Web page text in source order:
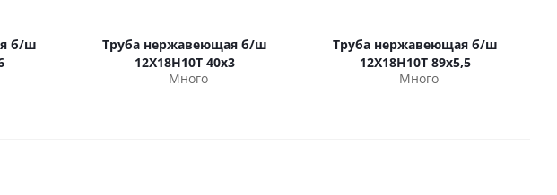
б/ш
Труба нержавеющая б/ш
12Х18Н10Т 40х3
Много
Труба нержавеющая б/ш
12Х18Н10Т 89х5,5
Много